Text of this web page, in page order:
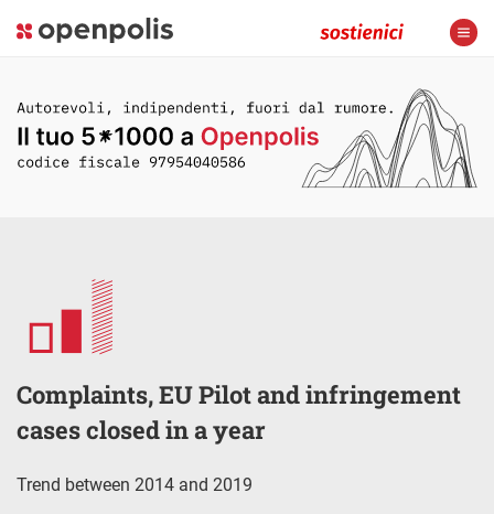
Complaints, EU Pilot and infringement
cases closed in a year
Trend between 2014 and 2019